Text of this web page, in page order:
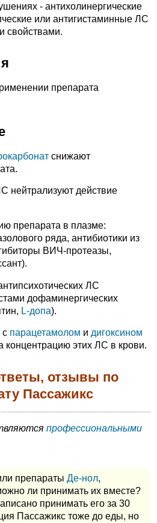
- антихолинергические
или антигистаминные ЛС
свойствами.
препарата
снижают
нейтрализуют действие
препарата в плазме:
ряда, антибиотики из
ВИЧ-протеазы,
ЛС
дофаминергических
L-допа).
парацетамолом и дигоксином
концентрацию этих ЛС в крови.
отзывы по
Пассажикс
профессиональными
препараты Де-нол,
ли принимать их вместе?
принимать его за 30
Пассажикс тоже до еды, но